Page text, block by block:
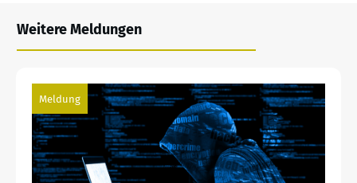
Weitere Meldungen
Meldung